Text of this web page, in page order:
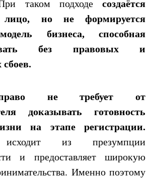
таком подходе создаётся
лицо, но не формируется
бизнеса, способная
без правовых и
не требует от
доказывать готовность
на этапе регистрации.
исходит из презумпции
и предоставляет широкую
Именно поэтому